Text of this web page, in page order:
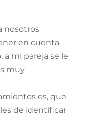
nosotros
en cuenta
a mi pareja se le
muy
es, que
de identificar